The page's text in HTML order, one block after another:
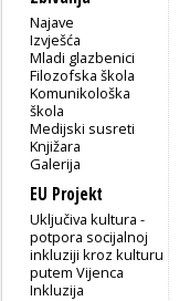
Najave
Izvješća
Mladi glazbenici
Filozofska škola
Komunikološka
škola
Medijski susreti
Knjižara
Galerija
EU Projekt
Uključiva kultura -
potpora socijalnoj
inkluziji kroz kulturu
putem Vijenca
Inkluzija